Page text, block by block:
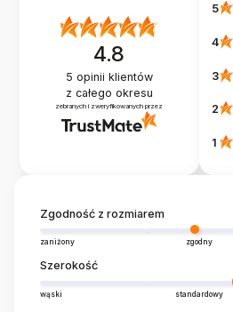
4.8
5 opinii klientów
z całego okresu
zebranych i zweryfikowanych przez
5
4
3
2
1
Zgodność z rozmiarem
zaniżony zgodny
Szerokość
wąski standardowy